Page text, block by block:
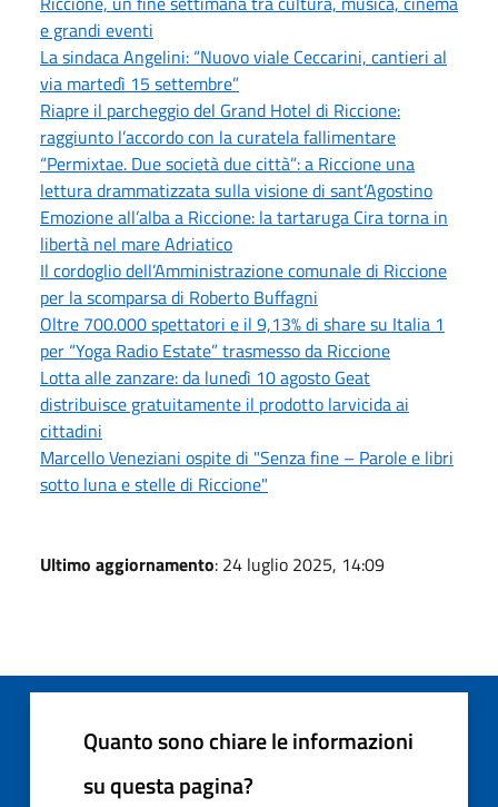
e grandi eventi
La sindaca Angelini: “Nuovo viale Ceccarini, cantieri al
via martedì 15 settembre”
Riapre il parcheggio del Grand Hotel di Riccione:
raggiunto l’accordo con la curatela fallimentare
“Permixtae. Due società due città”: a Riccione una
lettura drammatizzata sulla visione di sant’Agostino
Emozione all’alba a Riccione: la tartaruga Cira torna in
libertà nel mare Adriatico
Il cordoglio dell’Amministrazione comunale di Riccione
per la scomparsa di Roberto Buffagni
Oltre 700.000 spettatori e il 9,13% di share su Italia 1
per “Yoga Radio Estate” trasmesso da Riccione
Lotta alle zanzare: da lunedì 10 agosto Geat
distribuisce gratuitamente il prodotto larvicida ai
cittadini
Marcello Veneziani ospite di "Senza fine – Parole e libri
sotto luna e stelle di Riccione"
Ultimo aggiornamento: 24 luglio 2025, 14:09
Quanto sono chiare le informazioni
su questa pagina?